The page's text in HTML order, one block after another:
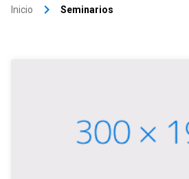
Inicio keyboard_arrow_right Seminarios